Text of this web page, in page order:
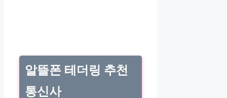
알뜰폰 테더링 추천
통신사